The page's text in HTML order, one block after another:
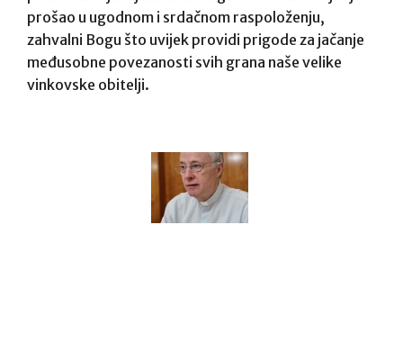
prošao u ugodnom i srdačnom raspoloženju,
zahvalni Bogu što uvijek providi prigode za jačanje
međusobne povezanosti svih grana naše velike
vinkovske obitelji.